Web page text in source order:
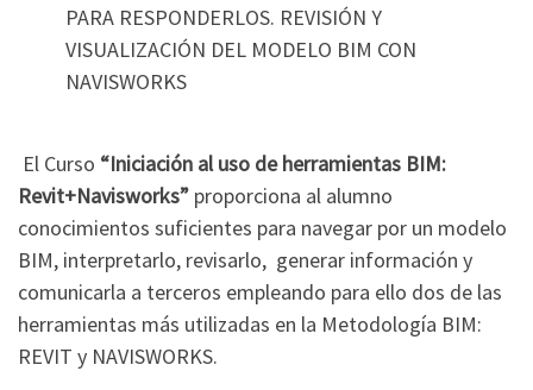
PARA RESPONDERLOS. REVISIÓN Y
VISUALIZACIÓN DEL MODELO BIM CON
NAVISWORKS
El Curso “Iniciación al uso de herramientas BIM:
Revit+Navisworks” proporciona al alumno
conocimientos suficientes para navegar por un modelo
BIM, interpretarlo, revisarlo, generar información y
comunicarla a terceros empleando para ello dos de las
herramientas más utilizadas en la Metodología BIM:
REVIT y NAVISWORKS.